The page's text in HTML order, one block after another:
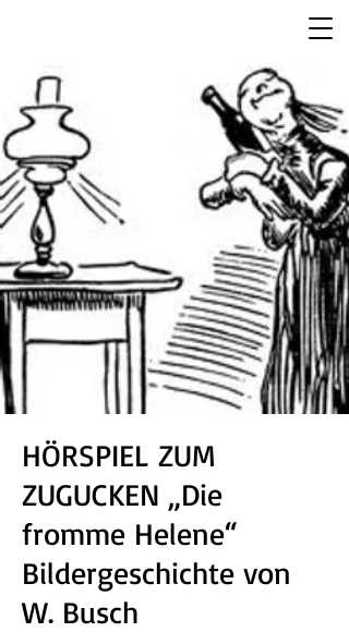
HÖRSPIEL ZUM
ZUGUCKEN „Die
fromme Helene“
Bildergeschichte von
W. Busch